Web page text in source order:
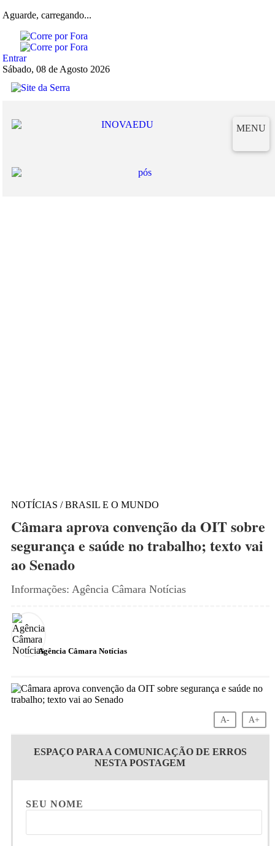
Aguarde, carregando...
Entrar
Sábado, 08 de Agosto 2026
MENU
NOTÍCIAS / BRASIL E O MUNDO
Câmara aprova convenção da OIT sobre
segurança e saúde no trabalho; texto vai
ao Senado
Informações: Agência Câmara Notícias
Agência Câmara Notícias
A- A+
ESPAÇO PARA A COMUNICAÇÃO DE ERROS
NESTA POSTAGEM
SEU NOME